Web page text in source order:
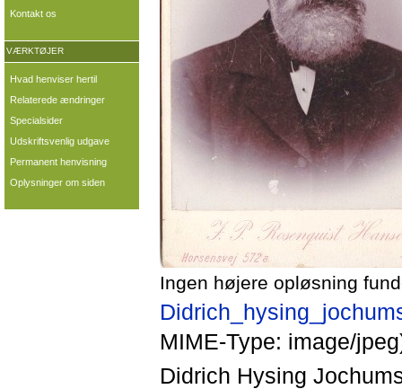
Ingen højere opløsning
MIME-Type: image/
Didrich Hysing
Kontakt os
VÆRKTØJER
Hvad henviser hertil
Relaterede ændringer
Specialsider
Udskriftsvenlig udgave
Permanent henvisning
Oplysninger om siden